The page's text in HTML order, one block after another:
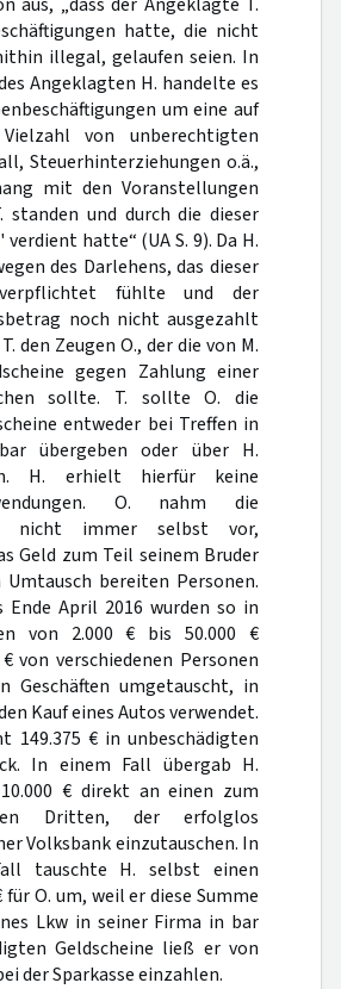
hatte, die nicht
illegal, gelaufen seien. In
Angeklagten H. handelte es
um eine auf
von unberechtigten
Steuerhinterziehungen o.ä.,
mit den Voranstellungen
standen und durch die dieser
hatte“ (UA S. 9). Da H.
des Darlehens, das dieser
fühlte und der
noch nicht ausgezahlt
den Zeugen O., der die von M.
gegen Zahlung einer
sollte. T. sollte O. die
entweder bei Treffen in
übergeben oder über H.
H. erhielt hierfür keine
O. nahm die
nicht immer selbst vor,
Geld zum Teil seinem Bruder
bereiten Personen.
April 2016 wurden so in
von 2.000 € bis 50.000 €
von verschiedenen Personen
Geschäften umgetauscht, in
Kauf eines Autos verwendet.
149.375 € in unbeschädigten
In einem Fall übergab H.
€ direkt an einen zum
Dritten, der erfolglos
Volksbank einzutauschen. In
tauschte H. selbst einen
O. um, weil er diese Summe
Lkw in seiner Firma in bar
Geldscheine ließ er von
der Sparkasse einzahlen.